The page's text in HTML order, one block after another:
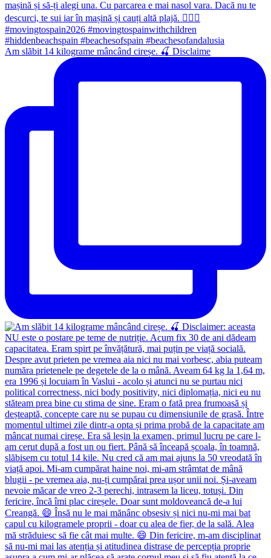
Am slăbit 14 kilograme mâncând cireșe. 🍒 Disclaime